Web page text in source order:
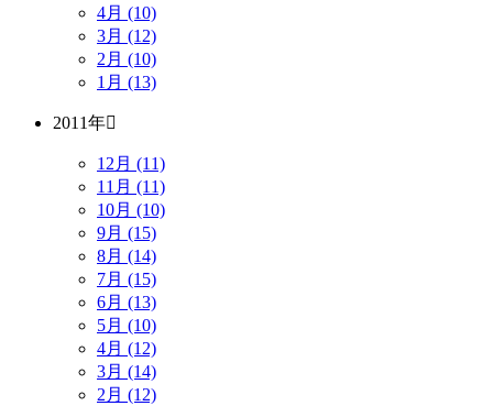
4月 (10)
3月 (12)
2月 (10)
1月 (13)
2011年
12月 (11)
11月 (11)
10月 (10)
9月 (15)
8月 (14)
7月 (15)
6月 (13)
5月 (10)
4月 (12)
3月 (14)
2月 (12)